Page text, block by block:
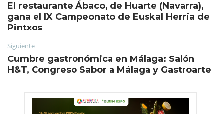
El restaurante Ábaco, de Huarte (Navarra),
gana el IX Campeonato de Euskal Herria de
Pintxos
Siguiente
Cumbre gastronómica en Málaga: Salón
H&T, Congreso Sabor a Málaga y Gastroarte